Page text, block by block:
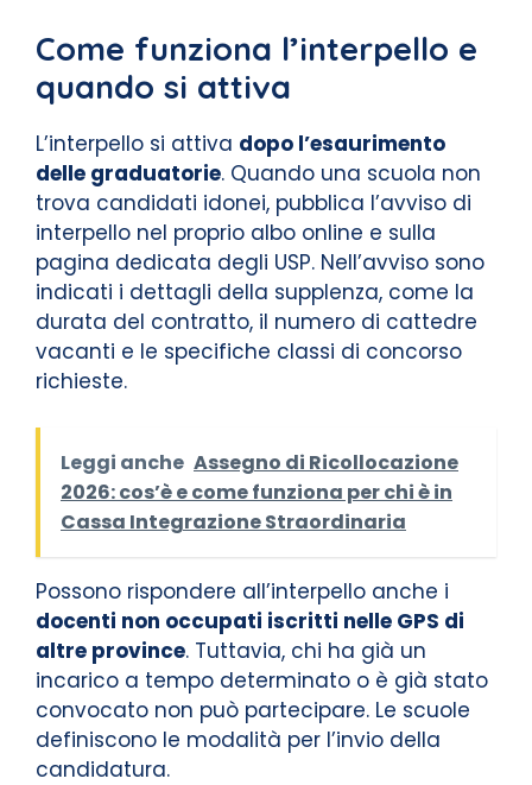
Come funziona l’interpello e
quando si attiva
L’interpello si attiva dopo l’esaurimento
delle graduatorie. Quando una scuola non
trova candidati idonei, pubblica l’avviso di
interpello nel proprio albo online e sulla
pagina dedicata degli USP. Nell’avviso sono
indicati i dettagli della supplenza, come la
durata del contratto, il numero di cattedre
vacanti e le specifiche classi di concorso
richieste.
Leggi anche Assegno di Ricollocazione
2026: cos’è e come funziona per chi è in
Cassa Integrazione Straordinaria
Possono rispondere all’interpello anche i
docenti non occupati iscritti nelle GPS di
altre province. Tuttavia, chi ha già un
incarico a tempo determinato o è già stato
convocato non può partecipare. Le scuole
definiscono le modalità per l’invio della
candidatura.